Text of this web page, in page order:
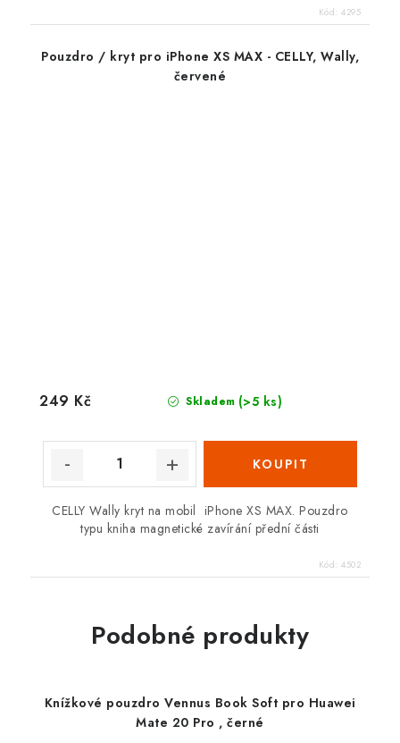
Kód: 4295
Pouzdro / kryt pro iPhone XS MAX - CELLY, Wally,
červené
Skladem (>5 ks)
249 Kč
CELLY Wally kryt na mobil iPhone XS MAX. Pouzdro
typu kniha magnetické zavírání přední části
Kód: 4502
Podobné produkty
Knížkové pouzdro Vennus Book Soft pro Huawei
Mate 20 Pro , černé